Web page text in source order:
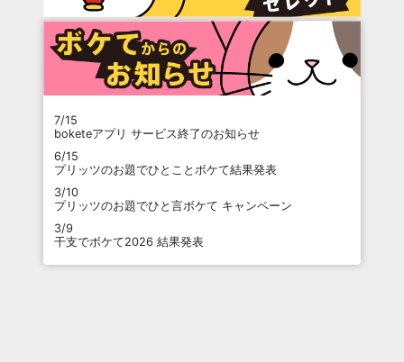
7/15
boketeアプリ サービス終了のお知らせ
6/15
プリッツのお題でひとことボケて結果発表
3/10
プリッツのお題でひと言ボケて キャンペーン
3/9
干支でボケて2026 結果発表